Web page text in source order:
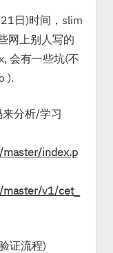
日)时间，slim
网上别人写的
会有一些坑(不
).
分析/学习
index.p
v1/cet_
证流程)